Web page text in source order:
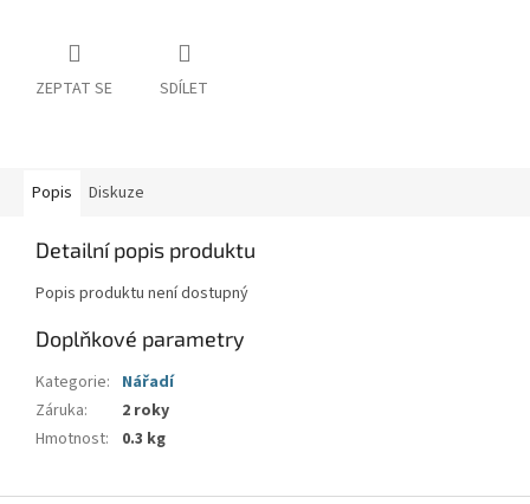
ZEPTAT SE SDÍLET
Popis Diskuze
Detailní popis produktu
Popis produktu není dostupný
Doplňkové parametry
Kategorie: Nářadí
Záruka:
2 roky
Hmotnost: 0.3 kg